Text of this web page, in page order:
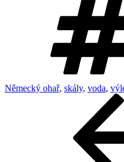
Německý ohař, skály, voda,